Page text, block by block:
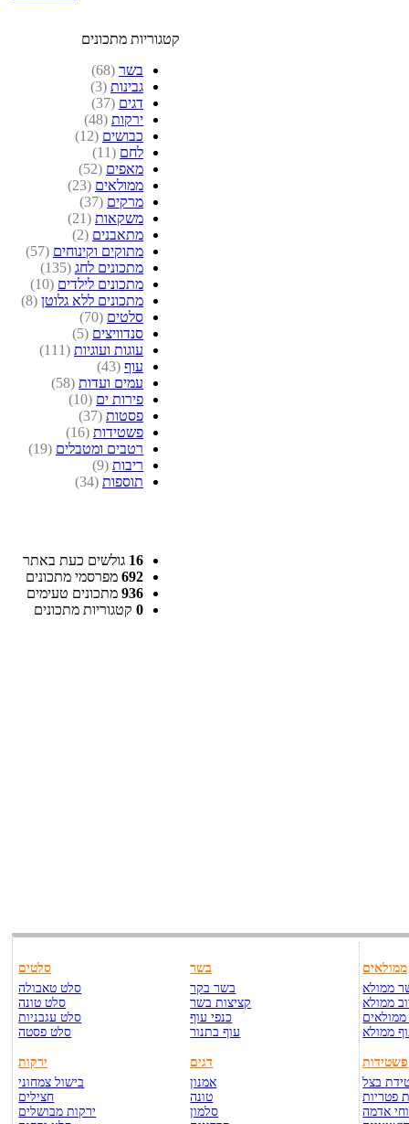
קטגוריות מתכונים
בשר (68)
גבינות (3)
דגים (37)
ירקות (48)
כבושים (12)
לחם (11)
מאפים (52)
ממולאים (23)
מרקים (37)
משקאות (21)
מתאבנים (2)
מתוקים וקינוחים (57)
מתכונים לחג (135)
מתכונים לילדים (10)
מתכונים ללא גלוטן (8)
סלטים (70)
סנדוויצים (5)
עוגות ועוגיות (111)
עוף (43)
עמים ועדות (58)
פירות ים (10)
פסטות (37)
פשטידות (16)
רטבים ומטבלים (19)
ריבות (9)
תוספות (34)
16 גולשים כעת באתר
692 מפרסמי מתכונים
936 מתכונים טעימים
0 קטגוריות מתכונים
סלטים
סלט טאבולה
סלט טונה
סלט עגבניות
סלט פסטה
ירקות
בישול צמחוני
חצילים
ירקות מבושלים
בשר
בשר בקר
קציצות בשר
כנפי עוף
עוף בתנור
דגים
אמנון
טונה
סלמון
ממולאים
ממולא
ממולא
ממולא
פשטידות
בצל
פטריות
אדמה